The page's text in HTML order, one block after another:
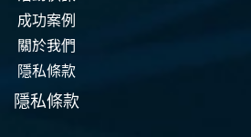
成功案例
關於我們
隱私條款
隱私條款
資安認證 智能運維